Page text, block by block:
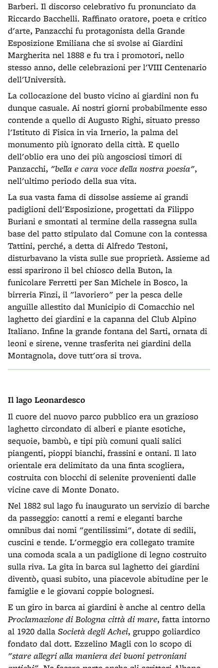
Barberi. Il discorso celebrativo fu pronunciato da
Riccardo Bacchelli. Raffinato oratore, poeta e critico
d'arte, Panzacchi fu protagonista della Grande
Esposizione Emiliana che si svolse ai Giardini
Margherita nel 1888 e fu tra i promotori, nello
stesso anno, delle celebrazioni per l'VIII Centenario
dell'Università.
La collocazione del busto vicino ai giardini non fu
dunque casuale. Ai nostri giorni probabilmente esso
contende a quello di Augusto Righi, situato presso
l'Istituto di Fisica in via Irnerio, la palma del
monumento più ignorato della città. E quello
dell'oblio era uno dei più angosciosi timori di
Panzacchi, "bella e cara voce della nostra poesia",
nell'ultimo periodo della sua vita.
La sua vasta fama di dissolse assieme ai grandi
padiglioni dell'Esposizione, progettati da Filippo
Buriani e smontati al termine della rassegna sulla
base del patto stipulato dal Comune con la contessa
Tattini, perché, a detta di Alfredo Testoni,
disturbavano la vista sulle sue proprietà. Assieme ad
essi sparirono il bel chiosco della Buton, la
funicolare Ferretti per San Michele in Bosco, la
birreria Finzi, il "lavoriero" per la pesca delle
anguille allestito dal Municipio di Comacchio nel
laghetto dei giardini e la capanna del Club Alpino
Italiano. Infine la grande fontana del Sarti, ornata di
leoni e sirene, venne trasferita nei giardini della
Montagnola, dove tutt'ora si trova.
Il lago Leonardesco
Il cuore del nuovo parco pubblico era un grazioso
laghetto circondato di alberi e piante esotiche,
sequoie, bambù, e tipi più comuni quali salici
piangenti, pioppi bianchi, frassini e ontani. Il lato
orientale era delimitato da una finta scogliera,
costruita con blocchi di selenite provenienti dalle
vicine cave di Monte Donato.
Nel 1882 sul lago fu inaugurato un servizio di barche
da passeggio: canotti a remi e eleganti barche
omnibus dai nomi "gentilissimi", dotate di sedili,
cuscini e tende. L'ormeggio era collegato tramite
una comoda scala a un padiglione di legno costruito
sulla riva. La gita in barca sul laghetto dei giardini
diventò, quasi subito, una piacevole abitudine per le
famiglie e le giovani coppie bolognesi.
E un giro in barca ai giardini è anche al centro della
Proclamazione di Bologna città di mare, fatta intorno
al 1920 dalla Società degli Achei, gruppo goliardico
fondato dal dott. Ezzelino Magli con lo scopo di
"stare allegri alla maniera dei buoni petroniani